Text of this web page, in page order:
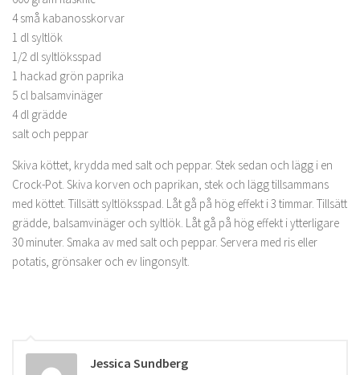
4 små kabanosskorvar
1 dl syltlök
1/2 dl syltlöksspad
1 hackad grön paprika
5 cl balsamvinäger
4 dl grädde
salt och peppar
Skiva köttet, krydda med salt och peppar. Stek sedan och lägg i en
Crock-Pot. Skiva korven och paprikan, stek och lägg tillsammans
med köttet. Tillsätt syltlöksspad. Låt gå på hög effekt i 3 timmar. Tillsätt
grädde, balsamvinäger och syltlök. Låt gå på hög effekt i ytterligare
30 minuter. Smaka av med salt och peppar. Servera med ris eller
potatis, grönsaker och ev lingonsylt.
Jessica Sundberg